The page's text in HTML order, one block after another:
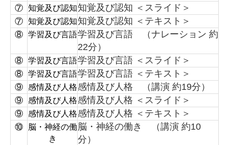
⑦ 知覚及び認知知覚及び認知 ＜スライド＞
⑦ 知覚及び認知知覚及び認知 ＜テキスト＞
⑧ 学習及び言語学習及び言語 （ナレーション 約
22分）
⑧ 学習及び言語学習及び言語 ＜スライド＞
⑧ 学習及び言語学習及び言語 ＜テキスト＞
⑨ 感情及び人格感情及び人格 （講演 約19分）
⑨ 感情及び人格感情及び人格 ＜スライド＞
⑨ 感情及び人格感情及び人格 ＜テキスト＞
⑩
脳・神経の働
き
脳・神経の働き （講演 約10
分）